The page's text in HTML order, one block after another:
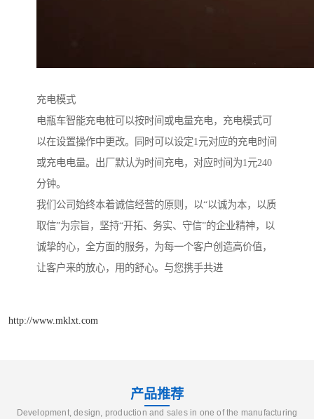
充电模式
电瓶车智能充电桩可以按时间或电量充电，充电模式可
以在设置操作中更改。同时可以设定1元对应的充电时间
或充电电量。出厂默认为时间充电，对应时间为1元240
分钟。
我们公司始终本着诚信经营的原则，以“以诚为本，以质
取信”为宗旨，坚持“开拓、务实、守信”的企业精神，以
诚挚的心，全方面的服务，为每一个客户创造高价值，
让客户来的放心，用的舒心。与您携手共进
http://www.mklxt.com
产品推荐
Development, design, production and sales in one of the manufacturing